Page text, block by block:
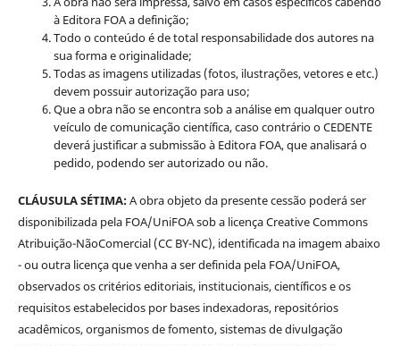
à Editora FOA a definição;
Todo o conteúdo é de total responsabilidade dos autores na
sua forma e originalidade;
Todas as imagens utilizadas (fotos, ilustrações, vetores e etc.)
devem possuir autorização para uso;
Que a obra não se encontra sob a análise em qualquer outro
veículo de comunicação científica, caso contrário o CEDENTE
deverá justificar a submissão à Editora FOA, que analisará o
pedido, podendo ser autorizado ou não.
CLÁUSULA SÉTIMA:A obra objeto da presente cessão poderá ser
disponibilizada pela FOA/UniFOA sob a licença Creative Commons
Atribuição-NãoComercial (CC BY-NC), identificada na imagem abaixo
- ou outra licença que venha a ser definida pela FOA/UniFOA,
observados os critérios editoriais, institucionais, científicos e os
requisitos estabelecidos por bases indexadoras, repositórios
acadêmicos, organismos de fomento, sistemas de divulgação